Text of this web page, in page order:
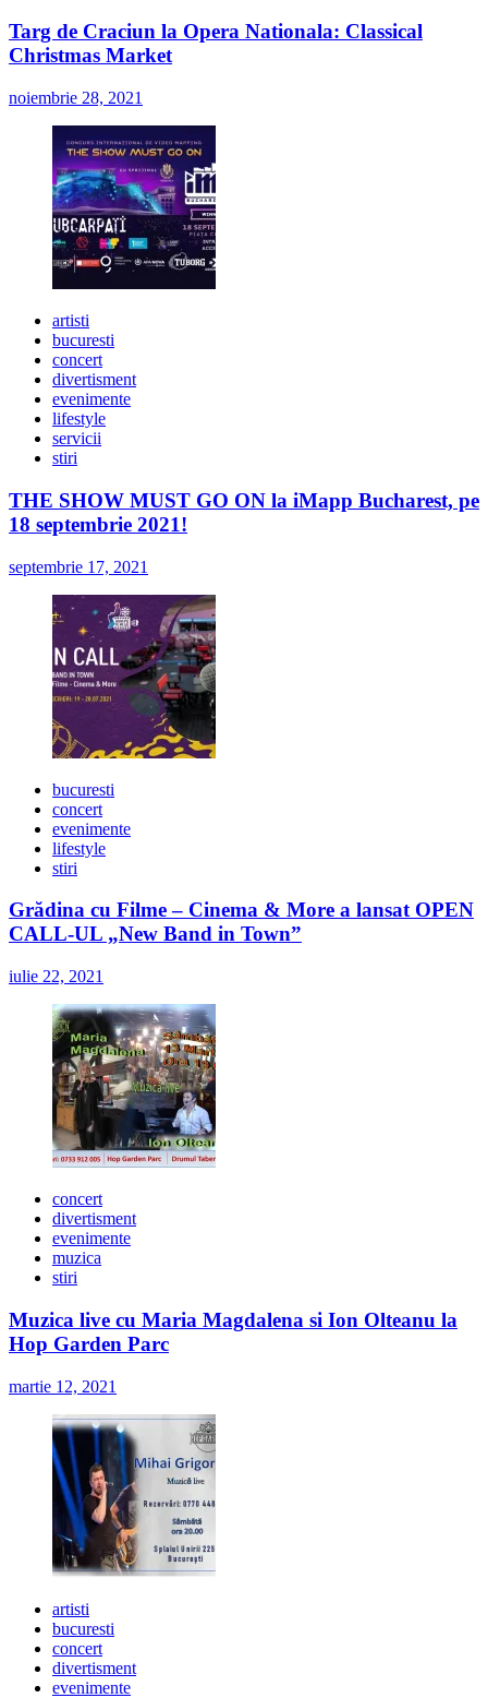
Targ de Craciun la Opera Nationala: Classical
Christmas Market
noiembrie 28, 2021
artisti
bucuresti
concert
divertisment
evenimente
lifestyle
servicii
stiri
THE SHOW MUST GO ON la iMapp Bucharest, pe
18 septembrie 2021!
septembrie 17, 2021
bucuresti
concert
evenimente
lifestyle
stiri
Grădina cu Filme – Cinema & More a lansat OPEN
CALL-UL „New Band in Town”
iulie 22, 2021
concert
divertisment
evenimente
muzica
stiri
Muzica live cu Maria Magdalena si Ion Olteanu la
Hop Garden Parc
martie 12, 2021
artisti
bucuresti
concert
divertisment
evenimente